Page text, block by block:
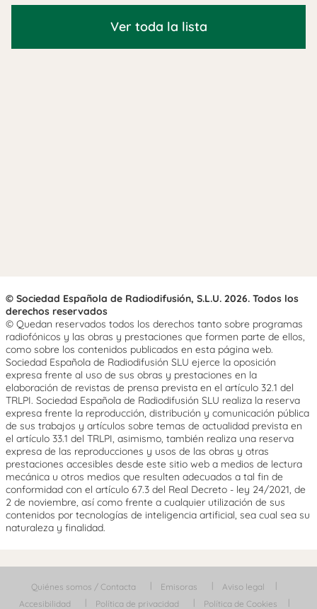
Ver toda la lista
© Sociedad Española de Radiodifusión, S.L.U. 2026. Todos los
derechos reservados
© Quedan reservados todos los derechos tanto sobre programas
radiofónicos y las obras y prestaciones que formen parte de ellos,
como sobre los contenidos publicados en esta página web.
Sociedad Española de Radiodifusión SLU ejerce la oposición
expresa frente al uso de sus obras y prestaciones en la
elaboración de revistas de prensa prevista en el artículo 32.1 del
TRLPI. Sociedad Española de Radiodifusión SLU realiza la reserva
expresa frente la reproducción, distribución y comunicación pública
de sus trabajos y artículos sobre temas de actualidad prevista en
el artículo 33.1 del TRLPI, asimismo, también realiza una reserva
expresa de las reproducciones y usos de las obras y otras
prestaciones accesibles desde este sitio web a medios de lectura
mecánica u otros medios que resulten adecuados a tal fin de
conformidad con el artículo 67.3 del Real Decreto - ley 24/2021, de
2 de noviembre, así como frente a cualquier utilización de sus
contenidos por tecnologías de inteligencia artificial, sea cual sea su
naturaleza y finalidad.
Quiénes somos / Contacta Emisoras
Aviso legal
Accesibilidad
Política de privacidad Política de Cookies